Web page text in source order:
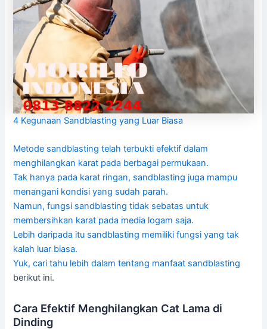
4 Kegunaan Sandblasting yang Luar Biasa
Metode sandblasting telah terbukti efektif dalam
menghilangkan karat pada berbagai permukaan.
Tak hanya pada karat ringan, sandblasting juga mampu
menangani kondisi yang sudah parah.
Namun, fungsi sandblasting tidak sebatas untuk
membersihkan karat pada media logam saja.
Lebih daripada itu sandblasting memiliki fungsi yang tak
kalah luar biasa.
Yuk, cari tahu lebih dalam tentang manfaat sandblasting
berikut ini.
Cara Efektif Menghilangkan Cat Lama di
Dinding